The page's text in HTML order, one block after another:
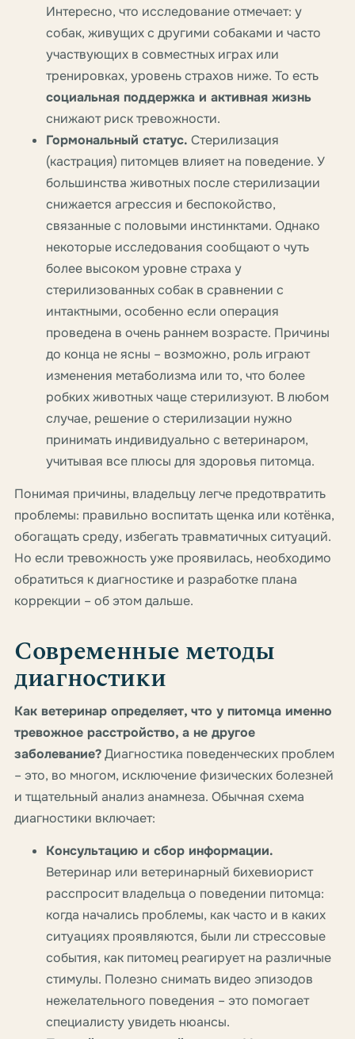
Интересно, что исследование отмечает: у
собак, живущих с другими собаками и часто
участвующих в совместных играх или
тренировках, уровень страхов ниже. То есть
социальная поддержка и активная жизнь
снижают риск тревожности.
Гормональный статус. Стерилизация
(кастрация) питомцев влияет на поведение. У
большинства животных после стерилизации
снижается агрессия и беспокойство,
связанные с половыми инстинктами. Однако
некоторые исследования сообщают о чуть
более высоком уровне страха у
стерилизованных собак в сравнении с
интактными, особенно если операция
проведена в очень раннем возрасте. Причины
до конца не ясны – возможно, роль играют
изменения метаболизма или то, что более
робких животных чаще стерилизуют. В любом
случае, решение о стерилизации нужно
принимать индивидуально с ветеринаром,
учитывая все плюсы для здоровья питомца.
Понимая причины, владельцу легче предотвратить
проблемы: правильно воспитать щенка или котёнка,
обогащать среду, избегать травматичных ситуаций.
Но если тревожность уже проявилась, необходимо
обратиться к диагностике и разработке плана
коррекции – об этом дальше.
Современные методы
диагностики
Как ветеринар определяет, что у питомца именно
тревожное расстройство, а не другое
заболевание?Диагностика поведенческих проблем
– это, во многом, исключение физических болезней
и тщательный анализ анамнеза. Обычная схема
диагностики включает:
Консультацию и сбор информации.
Ветеринар или ветеринарный бихевиорист
расспросит владельца о поведении питомца:
когда начались проблемы, как часто и в каких
ситуациях проявляются, были ли стрессовые
события, как питомец реагирует на различные
стимулы. Полезно снимать видео эпизодов
нежелательного поведения – это помогает
специалисту увидеть нюансы.